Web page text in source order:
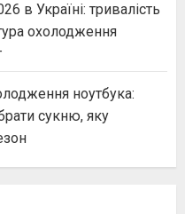
в Україні: тривалість
охолодження
ноутбука:
сукню, яку